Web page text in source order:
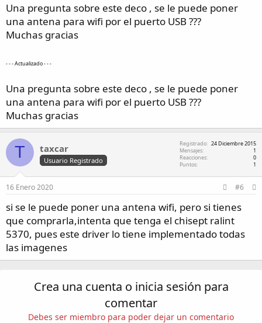
Una pregunta sobre este deco , se le puede poner
una antena para wifi por el puerto USB ???
Muchas gracias
- - - Actualizado - - -
Una pregunta sobre este deco , se le puede poner
una antena para wifi por el puerto USB ???
Muchas gracias
T taxcar
Usuario Registrado
Registrado
24 Diciembre 2015
Mensajes
1
Reacciones
0
Puntos
1
16 Enero 2020 #6
si se le puede poner una antena wifi, pero si tienes
que comprarla,intenta que tenga el chisept ralint
5370, pues este driver lo tiene implementado todas
las imagenes
Crea una cuenta o inicia sesión para
comentar
Debes ser miembro para poder dejar un comentario